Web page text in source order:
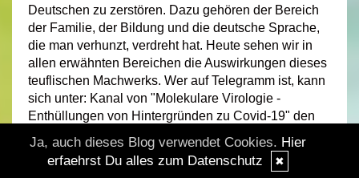
Deutschen zu zerstören. Dazu gehören der Bereich
der Familie, der Bildung und die deutsche Sprache,
die man verhunzt, verdreht hat. Heute sehen wir in
allen erwähnten Bereichen die Auswirkungen dieses
teuflischen Machwerks. Wer auf Telegramm ist, kann
sich unter: Kanal von "Molekulare Virologie -
Enthüllungen von Hintergründen zu Covid-19" den
Frau anhören, die diesen Plan der praktizierten
Gehirnwäsche am deutschen Volk näher erläutert.
Ja, auch dieses Blog verwendet Cookies. Hier
erfaehrst Du alles zum Datenschutz
✖